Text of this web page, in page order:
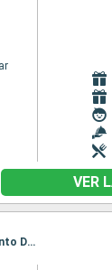
VER
Itinerario : Santo Domingo, Antigua, Fort-de-France, Pointe a pitre (Guadalupe), St Kitts, Philipsburg, Santo Domingo